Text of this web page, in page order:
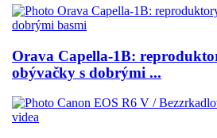
Orava Capella-1B:
obývačky s dobrými ...